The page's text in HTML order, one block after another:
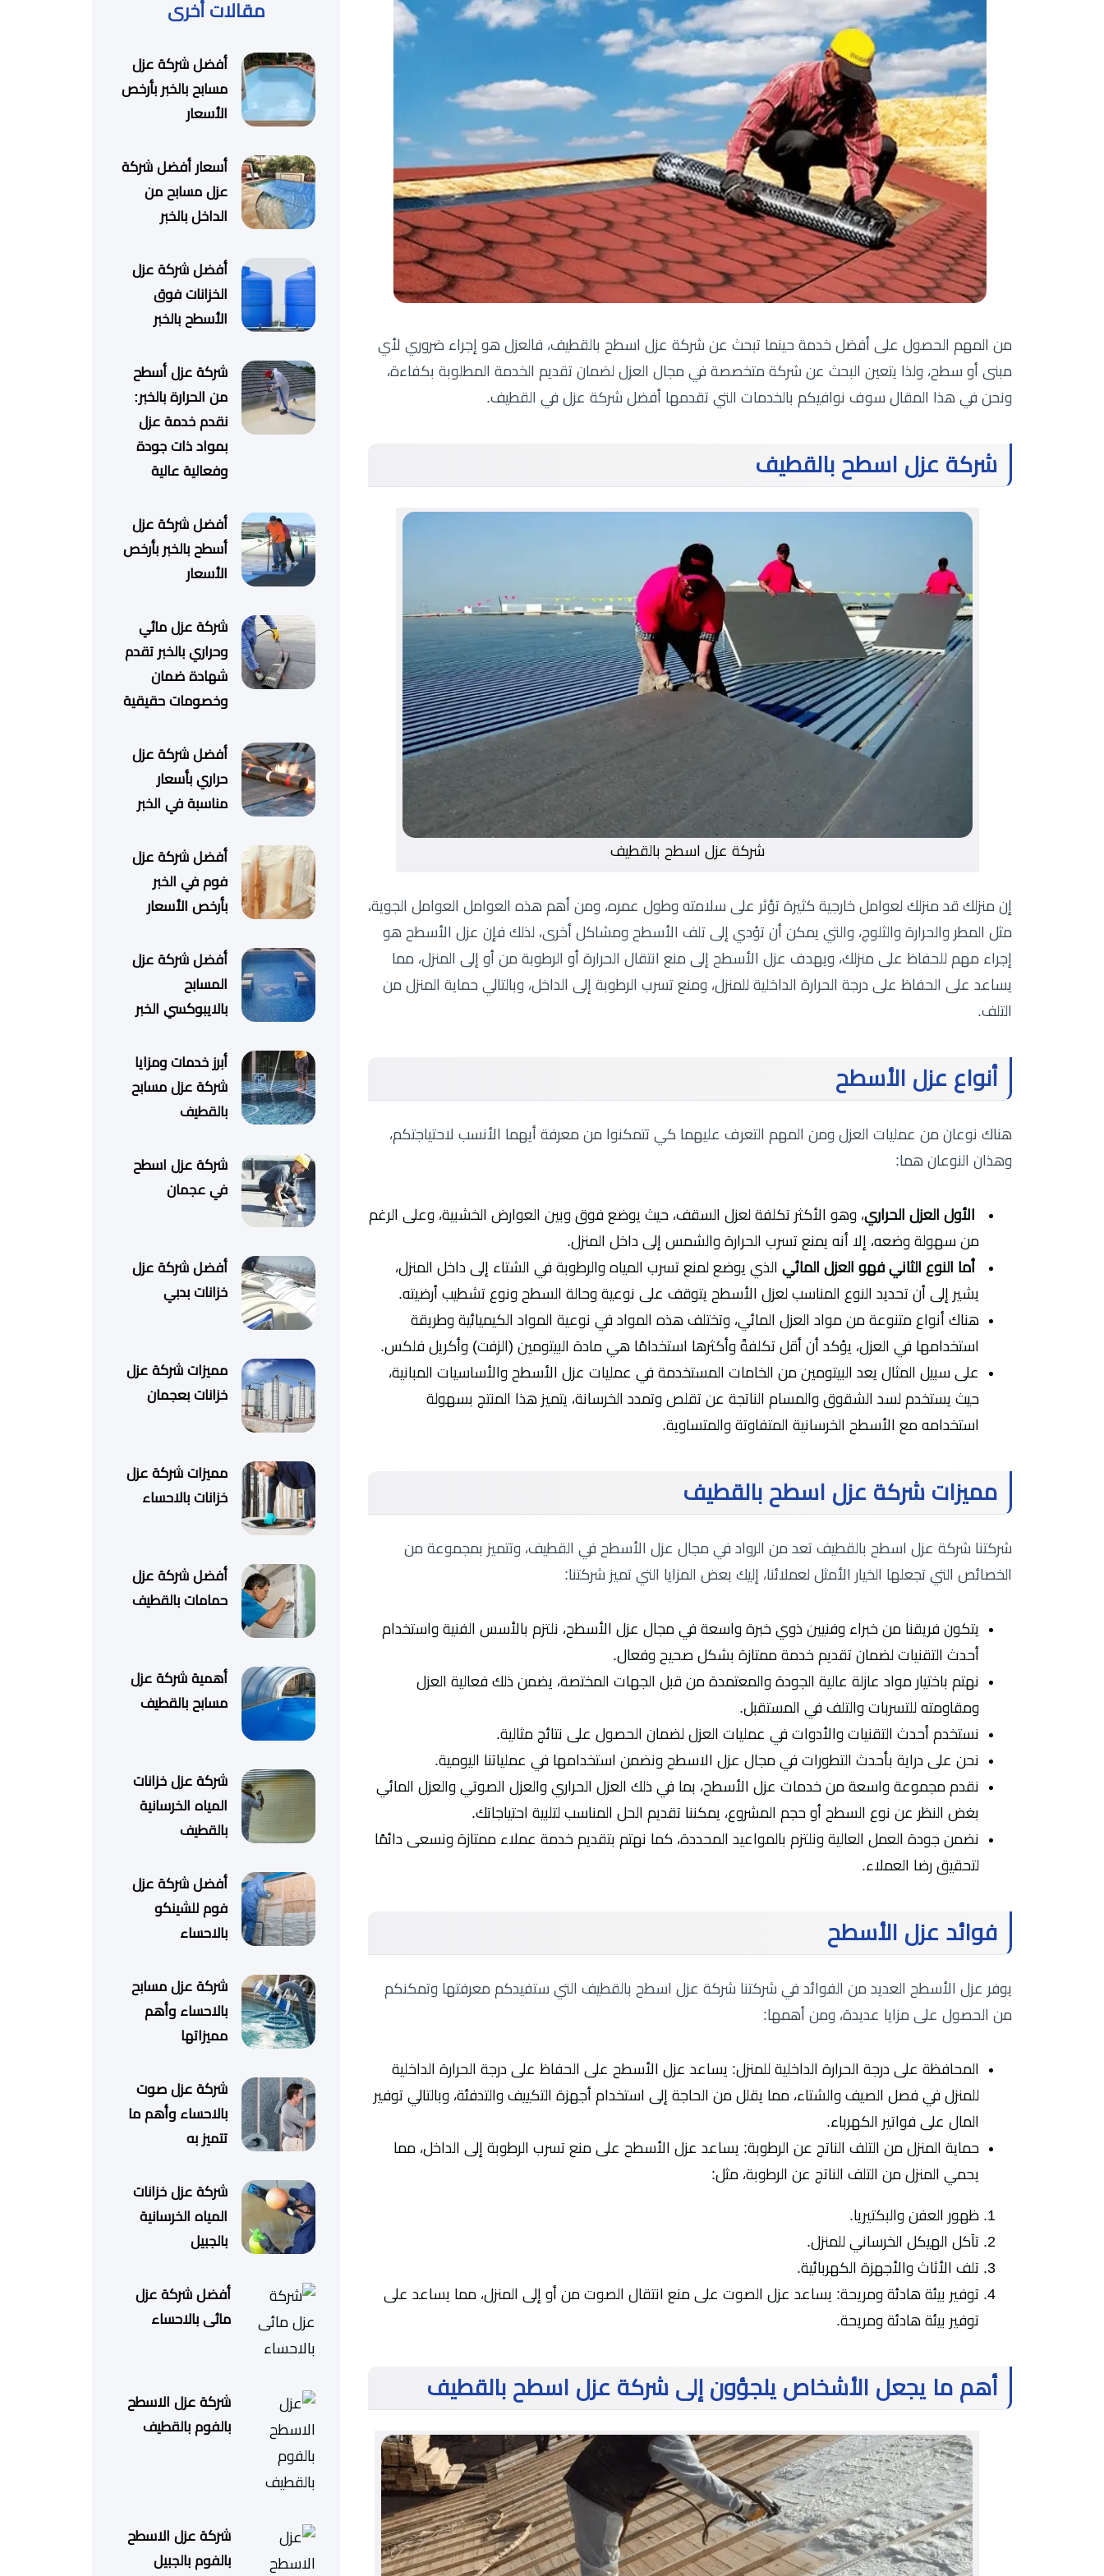
من المهم الحصول على أفضل خدمة حينما تبحث عن شركة عزل اسطح بالقطيف، فالعزل هو إجراء ضروري لأي
مبنى أو سطح، ولذا يتعين البحث عن شركة متخصصة في مجال العزل لضمان تقديم الخدمة المطلوبة بكفاءة،
ونحن في هذا المقال سوف نوافيكم بالخدمات التي تقدمها أفضل شركة عزل في القطيف.
شركة عزل اسطح بالقطيف
شركة عزل اسطح بالقطيف
إن منزلك قد منزلك لعوامل خارجية كثيرة تؤثر على سلامته وطول عمره، ومن أهم هذه العوامل العوامل الجوية،
مثل المطر والحرارة والثلوج، والتي يمكن أن تؤدي إلى تلف الأسطح ومشاكل أخرى، لذلك فإن عزل الأسطح هو
إجراء مهم للحفاظ على منزلك، ويهدف عزل الأسطح إلى منع انتقال الحرارة أو الرطوبة من أو إلى المنزل، مما
يساعد على الحفاظ على درجة الحرارة الداخلية للمنزل، ومنع تسرب الرطوبة إلى الداخل، وبالتالي حماية المنزل من
التلف.
أنواع عزل الأسطح
هناك نوعان من عمليات العزل ومن المهم التعرف عليهما كي تتمكنوا من معرفة أيهما الأنسب لاحتياجتكم،
وهذان النوعان هما:
الأول العزل الحراري، وهو الأكثر تكلفة لعزل السقف، حيث يوضع فوق وبين العوارض الخشبية، وعلى الرغم
من سهولة وضعه، إلا أنه يمنع تسرب الحرارة والشمس إلى داخل المنزل.
أما النوع الثاني فهو العزل المائي الذي يوضع لمنع تسرب المياه والرطوبة في الشتاء إلى داخل المنزل،
يشير إلى أن تحديد النوع المناسب لعزل الأسطح يتوقف على نوعية وحالة السطح ونوع تشطيب أرضيته.
هناك أنواع متنوعة من مواد العزل المائي، وتختلف هذه المواد في نوعية المواد الكيميائية وطريقة
استخدامها في العزل، يؤكد أن أقل تكلفةً وأكثرها استخدامًا هي مادة البيتومين (الزفت) وأكريل فلكس.
على سبيل المثال يعد البيتومين من الخامات المستخدمة في عمليات عزل الأسطح والأساسيات المبانية،
حيث يستخدم لسد الشقوق والمسام الناتجة عن تقلص وتمدد الخرسانة، يتميز هذا المنتج بسهولة
استخدامه مع الأسطح الخرسانية المتفاوتة والمتساوية.
مميزات شركة عزل اسطح بالقطيف
شركتنا شركة عزل اسطح بالقطيف تعد من الرواد في مجال عزل الأسطح في القطيف، وتتميز بمجموعة من
الخصائص التي تجعلها الخيار الأمثل لعملائنا، إليك بعض المزايا التي تميز شركتنا:
يتكون فريقنا من خبراء وفنيين ذوي خبرة واسعة في مجال عزل الأسطح، نلتزم بالأسس الفنية واستخدام
أحدث التقنيات لضمان تقديم خدمة ممتازة بشكل صحيح وفعال.
نهتم باختيار مواد عازلة عالية الجودة والمعتمدة من قبل الجهات المختصة، يضمن ذلك فعالية العزل
ومقاومته للتسربات والتلف في المستقبل.
نستخدم أحدث التقنيات والأدوات في عمليات العزل لضمان الحصول على نتائج مثالية.
نحن على دراية بأحدث التطورات في مجال عزل الاسطح ونضمن استخدامها في عملياتنا اليومية.
نقدم مجموعة واسعة من خدمات عزل الأسطح، بما في ذلك العزل الحراري والعزل الصوتي والعزل المائي
بغض النظر عن نوع السطح أو حجم المشروع، يمكننا تقديم الحل المناسب لتلبية احتياجاتك.
نضمن جودة العمل العالية ونلتزم بالمواعيد المحددة، كما نهتم بتقديم خدمة عملاء ممتازة ونسعى دائمًا
لتحقيق رضا العملاء.
فوائد عزل الأسطح
يوفر عزل الأسطح العديد من الفوائد في شركتنا شركة عزل اسطح بالقطيف التي ستفيدكم معرفتها وتمكنكم
من الحصول على مزايا عديدة، ومن أهمها:
المحافظة على درجة الحرارة الداخلية للمنزل: يساعد عزل الأسطح على الحفاظ على درجة الحرارة الداخلية
للمنزل في فصل الصيف والشتاء، مما يقلل من الحاجة إلى استخدام أجهزة التكييف والتدفئة، وبالتالي توفير
المال على فواتير الكهرباء.
حماية المنزل من التلف الناتج عن الرطوبة: يساعد عزل الأسطح على منع تسرب الرطوبة إلى الداخل، مما
يحمي المنزل من التلف الناتج عن الرطوبة، مثل:
ظهور العفن والبكتيريا.
تآكل الهيكل الخرساني للمنزل.
تلف الأثاث والأجهزة الكهربائية.
توفير بيئة هادئة ومريحة: يساعد عزل الصوت على منع انتقال الصوت من أو إلى المنزل، مما يساعد على
توفير بيئة هادئة ومريحة.
أهم ما يجعل الأشخاص يلجؤون إلى شركة عزل اسطح بالقطيف
مقالات أخرى
أفضل شركة عزل
مسابح بالخبر بأرخص
الأسعار
أسعار أفضل شركة
عزل مسابح من
الداخل بالخبر
أفضل شركة عزل
الخزانات فوق
الأسطح بالخبر
شركة عزل أسطح
من الحرارة بالخبر:
نقدم خدمة عزل
بمواد ذات جودة
وفعالية عالية
أفضل شركة عزل
أسطح بالخبر بأرخص
الأسعار
شركة عزل مائي
وحراري بالخبر تقدم
شهادة ضمان
وخصومات حقيقية
أفضل شركة عزل
حراري بأسعار
مناسبة في الخبر
أفضل شركة عزل
فوم في الخبر
بأرخص الأسعار
أفضل شركة عزل
المسابح
بالايبوكسي الخبر
أبرز خدمات ومزايا
شركة عزل مسابح
بالقطيف
شركة عزل اسطح
في عجمان
أفضل شركة عزل
خزانات بدبي
مميزات شركة عزل
خزانات بعجمان
مميزات شركة عزل
خزانات بالاحساء
أفضل شركة عزل
حمامات بالقطيف
أهمية شركة عزل
مسابح بالقطيف
شركة عزل خزانات
المياه الخرسانية
بالقطيف
أفضل شركة عزل
فوم للشينكو
بالاحساء
شركة عزل مسابح
بالاحساء وأهم
مميزاتها
شركة عزل صوت
بالاحساء وأهم ما
تتميز به
شركة عزل خزانات
المياه الخرسانية
بالجبيل
أفضل شركة عزل
مائى بالاحساء
شركة عزل الاسطح
بالفوم بالقطيف
شركة عزل الاسطح
بالفوم بالجبيل